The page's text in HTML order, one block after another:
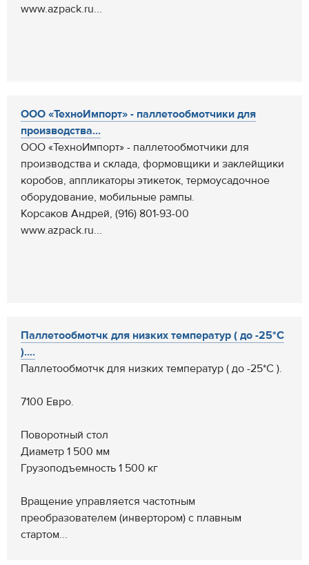
www.azpack.ru...
ООО «ТехноИмпорт» - паллетообмотчики для
производства...
ООО «ТехноИмпорт» - паллетообмотчики для
производства и склада, формовщики и заклейщики
коробов, аппликаторы этикеток, термоусадочное
оборудование, мобильные рампы.
Корсаков Андрей, (916) 801-93-00
www.azpack.ru...
Паллетообмотчк для низких температур ( до -25*С
)....
Паллетообмотчк для низких температур ( до -25*С ).
7100 Евро.
Поворотный стол
Диаметр 1 500 мм
Грузоподъемность 1 500 кг
Вращение управляется частотным
преобразователем (инвертором) с плавным
стартом...